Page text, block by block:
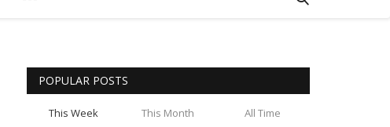
POPULAR POSTS
This Week This Month All Time